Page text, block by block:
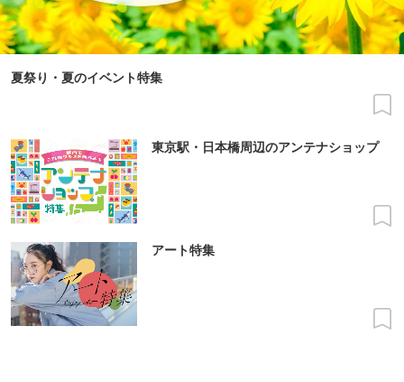
夏祭り・夏のイベント特集
東京駅・日本橋周辺のアンテナショップ
アート特集